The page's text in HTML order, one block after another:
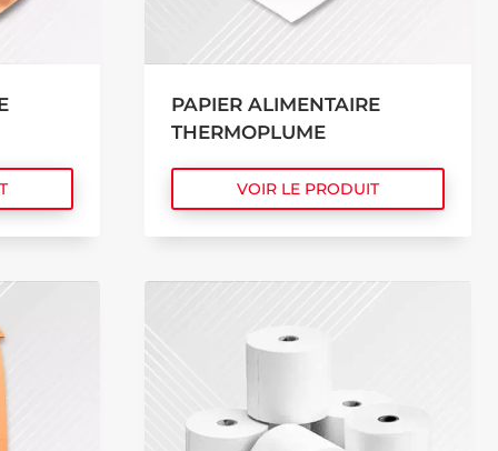
PAPIER ALIMENTAIRE
THERMOPLUME
VOIR LE PRODUIT